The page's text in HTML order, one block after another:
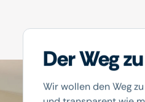
Der Weg
Wir wollen den Weg